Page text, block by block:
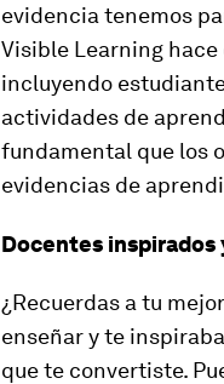
evidencia tenemos
Visible Learning
incluyendo
actividades de
fundamental que los
evidencias de
Docentes inspirados
¿Recuerdas a tu
enseñar y te
que te convertiste.